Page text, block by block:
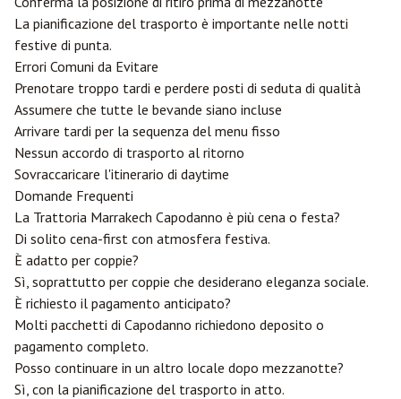
La pianificazione del trasporto è importante nelle notti
festive di punta.
Errori Comuni da Evitare
Prenotare troppo tardi e perdere posti di seduta di qualità
Assumere che tutte le bevande siano incluse
Arrivare tardi per la sequenza del menu fisso
Nessun accordo di trasporto al ritorno
Sovraccaricare l'itinerario di daytime
Domande Frequenti
La Trattoria Marrakech Capodanno è più cena o festa?
Di solito cena-first con atmosfera festiva.
È adatto per coppie?
Sì, soprattutto per coppie che desiderano eleganza sociale.
È richiesto il pagamento anticipato?
Molti pacchetti di Capodanno richiedono deposito o
pagamento completo.
Posso continuare in un altro locale dopo mezzanotte?
Sì, con la pianificazione del trasporto in atto.